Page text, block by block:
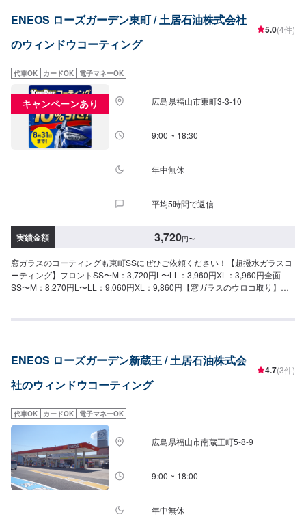
ENEOS ローズガーデン東町 / 土居石油株式会社
のウィンドウコーティング
5.0(4件)
代車OK カードOK 電子マネーOK
キャンペーンあり 広島県福山市東町3-3-10
9:00 ~ 18:30
年中無休
平均5時間で返信
実績金額 3,720円〜
窓ガラスのコーティングも東町SSにぜひご依頼ください！【超撥水ガラスコ
ーティング】フロントSS〜M：3,720円L〜LL：3,960円XL：3,960円全面
SS〜M：8,270円L〜LL：9,060円XL：9,860円【窓ガラスのウロコ取り】サ
XL：6,570円
ENEOS ローズガーデン新蔵王 / 土居石油株式会
社のウィンドウコーティング
4.7(3件)
代車OK カードOK 電子マネーOK
広島県福山市南蔵王町5-8-9
9:00 ~ 18:00
年中無休